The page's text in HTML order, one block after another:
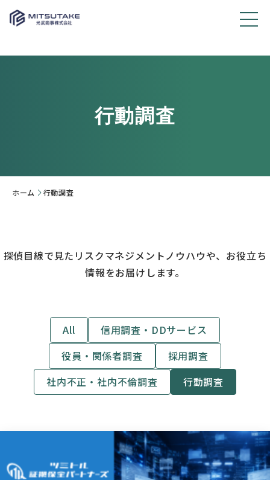
行動調査
ホーム 行動調査
探偵目線で見たリスクマネジメントノウハウや、お役立ち
情報をお届けします。
All
信用調査・DDサービス
役員・関係者調査
採用調査
社内不正・社内不倫調査
行動調査